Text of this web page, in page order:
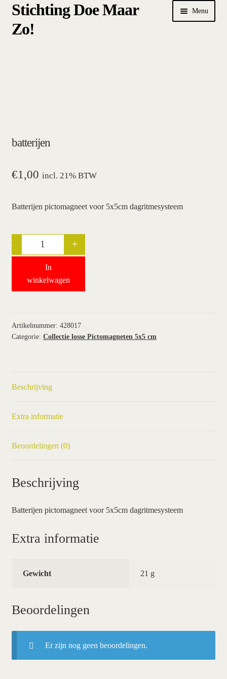
Ga
naar
Ga
de
Stichting Doe Maar
Zo!
Menu
bestellen
hoe werkt een plansysteem
wie wij zijn / contact
winkel
batterijen
€1,00 incl. 21% BTW
Batterijen pictomagneet voor 5x5cm dagritmesysteem
Quantity
- +
In
winkelwagen
Artikelnummer: 428017
Categorie: Collectie losse Pictomagneten 5x5 cm
Beschrijving
Extra informatie
Beoordelingen (0)
Beschrijving
Batterijen pictomagneet voor 5x5cm dagritmesysteem
Extra informatie
Gewicht 21 g
Beoordelingen
Er zijn nog geen beoordelingen.